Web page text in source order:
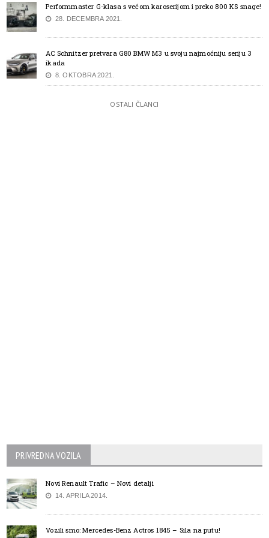
Performmaster G-klasa s većom karoserijom i preko 800 KS snage!
28. DECEMBRA 2021.
AC Schnitzer pretvara G80 BMW M3 u svoju najmoćniju seriju 3
ikada
8. OKTOBRA 2021.
OSTALI ČLANCI
PRIVREDNA VOZILA
Novi Renault Trafic – Novi detalji
14. APRILA 2014.
Vozili smo: Mercedes-Benz Actros 1845 – Sila na putu!